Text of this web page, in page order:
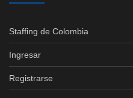
Staffing de Colombia
Ingresar
Registrarse